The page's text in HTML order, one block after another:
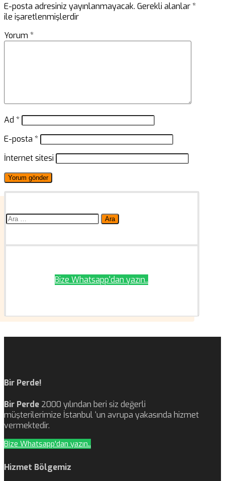
E-posta adresiniz yayınlanmayacak. Gerekli alanlar*
ile işaretlenmişlerdir
Yorum *
Ad *
E-posta *
İnternet sitesi
Arama:
Bize Whatsapp'dan yazın..
Bir Perde!
Bir Perde 2000 yılından beri siz değerli
müşterilerimize İstanbul ‘un avrupa yakasında hizmet
vermektedir.
Bize Whatsapp'dan yazın..
Hizmet Bölgemiz